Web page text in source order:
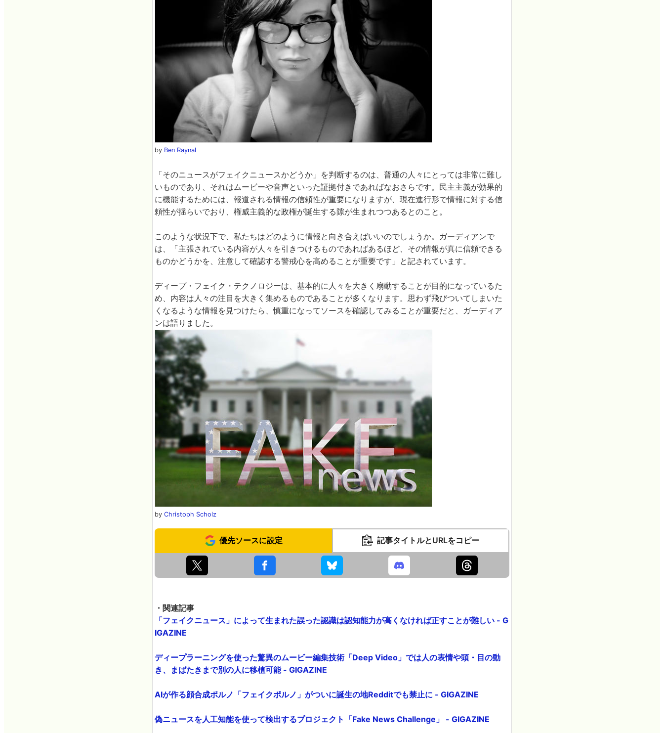
by Ben Raynal
「そのニュースがフェイクニュースかどうか」を判断するのは、普通の人々にとっては非常に難し
いものであり、それはムービーや音声といった証拠付きであればなおさらです。民主主義が効果的
に機能するためには、報道される情報の信頼性が重要になりますが、現在進行形で情報に対する信
頼性が揺らいでおり、権威主義的な政権が誕生する隙が生まれつつあるとのこと。
このような状況下で、私たちはどのように情報と向き合えばいいのでしょうか。ガーディアンで
は、「主張されている内容が人々を引きつけるものであればあるほど、その情報が真に信頼できる
ものかどうかを、注意して確認する警戒心を高めることが重要です」と記されています。
ディープ・フェイク・テクノロジーは、基本的に人々を大きく扇動することが目的になっているた
め、内容は人々の注目を大きく集めるものであることが多くなります。思わず飛びついてしまいた
くなるような情報を見つけたら、慎重になってソースを確認してみることが重要だと、ガーディア
ンは語りました。
by Christoph Scholz
優先ソースに設定 記事タイトルとURLをコピー
・関連記事
「フェイクニュース」によって生まれた誤った認識は認知能力が高くなければ正すことが難しい - G
IGAZINE
ディープラーニングを使った驚異のムービー編集技術「Deep Video」では人の表情や頭・目の動
き、まばたきまで別の人に移植可能 - GIGAZINE
AIが作る顔合成ポルノ「フェイクポルノ」がついに誕生の地Redditでも禁止に - GIGAZINE
偽ニュースを人工知能を使って検出するプロジェクト「Fake News Challenge」 - GIGAZINE